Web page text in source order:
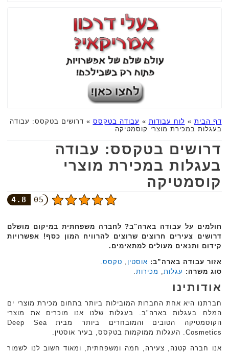
דף הבית » לוח עבודות » עבודה בטקסס » דרושים בטקסס: עבודה
בעגלות במכירת מוצרי קוסמטיקה
דרושים בטקסס: עבודה
בעגלות במכירת מוצרי
קוסמטיקה
4.8 05
חולמים על עבודה בארה"ב? לחברה משפחתית במיקום מושלם
דרושים צעירים חרוצים שרוצים ‏להרוויח המון כסף! אפשרויות
קידום ותנאים מעולים למתאימים.‏
אזור עבודה בארה”ב: אוסטין טקסס
סוג משרה: עגלות מכירות
אודותינו
חברתנו היא אחת החברות המובילות ביותר בתחום מכירת מוצרי ים
המלח בעגלות בארה"ב. בעגלות ‏שלנו אנו מוכרים את מוצרי
הקוסמטיקה הטובים והמובחרים ביותר מבית ‏Deep Sea
Cosmetics‏. ‏העגלות ממוקמות בטקסס, בעיר אוסטין.‏
אנו חברה קטנה, צעירה, חמה ומשפחתית, ומאוד חשוב לנו לשמור